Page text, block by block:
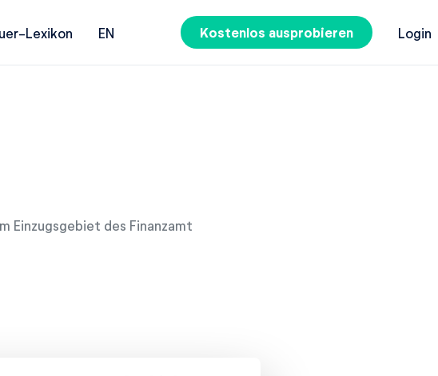
Lexikon EN Kostenlos ausprobieren Login
Einzugsgebiet des Finanzamt